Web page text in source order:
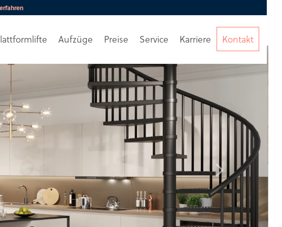
Aufzüge Preise Service Karriere Kontakt
Beratunganfordern